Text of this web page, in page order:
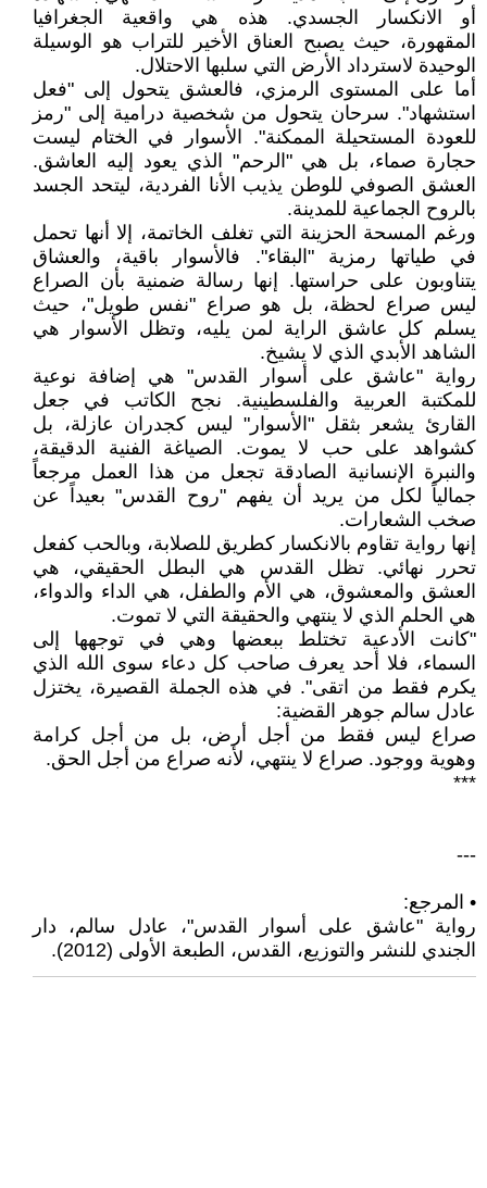
أو الانكسار الجسدي. هذه هي واقعية الجغرافيا
المقهورة، حيث يصبح العناق الأخير للتراب هو الوسيلة
الوحيدة لاسترداد الأرض التي سلبها الاحتلال.
أما على المستوى الرمزي، فالعشق يتحول إلى "فعل
استشهاد". سرحان يتحول من شخصية درامية إلى "رمز
للعودة المستحيلة الممكنة". الأسوار في الختام ليست
حجارة صماء، بل هي "الرحم" الذي يعود إليه العاشق.
العشق الصوفي للوطن يذيب الأنا الفردية، ليتحد الجسد
بالروح الجماعية للمدينة.
ورغم المسحة الحزينة التي تغلف الخاتمة، إلا أنها تحمل
في طياتها رمزية "البقاء". فالأسوار باقية، والعشاق
يتناوبون على حراستها. إنها رسالة ضمنية بأن الصراع
ليس صراع لحظة، بل هو صراع "نفس طويل"، حيث
يسلم كل عاشق الراية لمن يليه، وتظل الأسوار هي
الشاهد الأبدي الذي لا يشيخ.
رواية "عاشق على أسوار القدس" هي إضافة نوعية
للمكتبة العربية والفلسطينية. نجح الكاتب في جعل
القارئ يشعر بثقل "الأسوار" ليس كجدران عازلة، بل
كشواهد على حب لا يموت. الصياغة الفنية الدقيقة،
والنبرة الإنسانية الصادقة تجعل من هذا العمل مرجعاً
جمالياً لكل من يريد أن يفهم "روح القدس" بعيداً عن
صخب الشعارات.
إنها رواية تقاوم بالانكسار كطريق للصلابة، وبالحب كفعل
تحرر نهائي. تظل القدس هي البطل الحقيقي، هي
العشق والمعشوق، هي الأم والطفل، هي الداء والدواء،
هي الحلم الذي لا ينتهي والحقيقة التي لا تموت.
"كانت الأدعية تختلط ببعضها وهي في توجهها إلى
السماء، فلا أحد يعرف صاحب كل دعاء سوى الله الذي
يكرم فقط من اتقى". في هذه الجملة القصيرة، يختزل
عادل سالم جوهر القضية:
صراع ليس فقط من أجل أرض، بل من أجل كرامة
وهوية ووجود. صراع لا ينتهي، لأنه صراع من أجل الحق.
***
---
• المرجع:
رواية "عاشق على أسوار القدس"، عادل سالم، دار
الجندي للنشر والتوزيع، القدس، الطبعة الأولى (2012).